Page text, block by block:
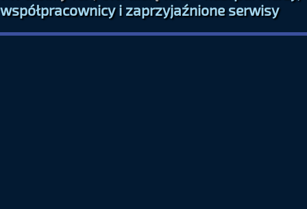
współpracownicy i zaprzyjaźnione serwisy